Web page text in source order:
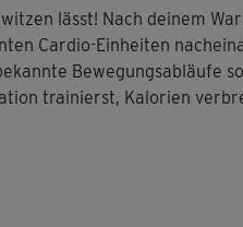
lässt! Nach deinem
Cardio-Einheiten
Bewegungsabläufe
trainierst, Kalorien